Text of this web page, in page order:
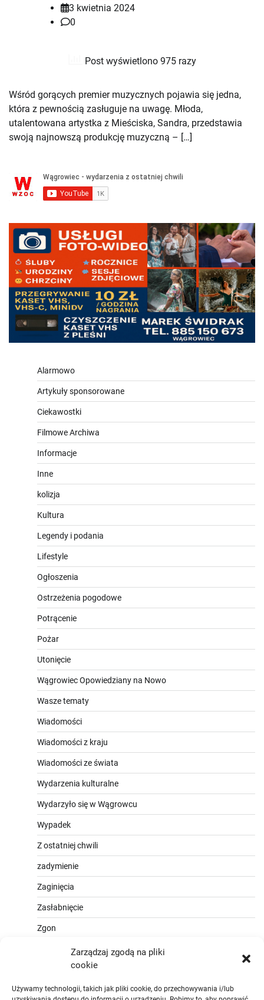
Zarządzaj zgodą na pliki
cookie
Używamy technologii, takich jak pliki cookie, do przechowywania i/lub
3 kwietnia 2024
0
Post wyświetlono 975 razy
Wśród gorących premier muzycznych pojawia się jedna,
która z pewnością zasługuje na uwagę. Młoda,
utalentowana artystka z Mieściska, Sandra, przedstawia
swoją najnowszą produkcję muzyczną – […]
Alarmowo
Artykuły sponsorowane
Ciekawostki
Filmowe Archiwa
Informacje
Inne
kolizja
Kultura
Legendy i podania
Lifestyle
Ogłoszenia
Ostrzeżenia pogodowe
Potrącenie
Pożar
Utonięcie
Wągrowiec Opowiedziany na Nowo
Wasze tematy
Wiadomości
Wiadomości z kraju
Wiadomości ze świata
Wydarzenia kulturalne
Wydarzyło się w Wągrowcu
Wypadek
Z ostatniej chwili
zadymienie
Zaginięcia
Zasłabnięcie
Zgon